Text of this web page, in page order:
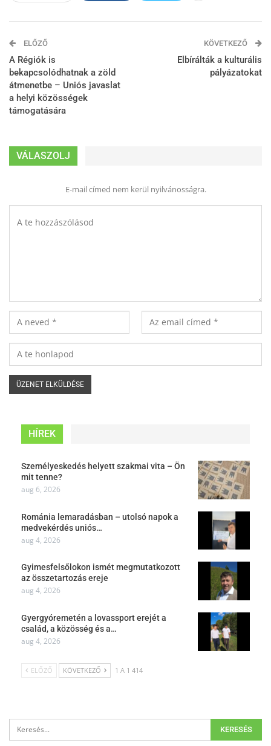
ELŐZŐ
A Régiók is
bekapcsolódhatnak a zöld
átmenetbe – Uniós javaslat
a helyi közösségek
támogatására
KÖVETKEZŐ
Elbírálták a kulturális
pályázatokat
VÁLASZOLJ
E-mail címed nem kerül nyilvánosságra.
HÍREK
Személyeskedés helyett szakmai vita – Ön
mit tenne?
aug 6, 2026
Románia lemaradásban – utolsó napok a
medvekérdés uniós…
aug 4, 2026
Gyimesfelsőlokon ismét megmutatkozott
az összetartozás ereje
aug 4, 2026
Gyergyóremetén a lovassport erejét a
család, a közösség és a…
aug 4, 2026
ELŐZŐ KÖVETKEZŐ 1 A 1 414